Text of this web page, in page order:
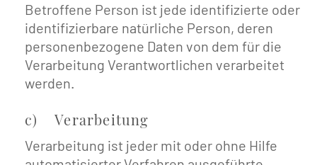
Betroffene Person ist jede identifizierte oder
identifizierbare natürliche Person, deren
personenbezogene Daten von dem für die
Verarbeitung Verantwortlichen verarbeitet
werden.
c) Verarbeitung
Verarbeitung ist jeder mit oder ohne Hilfe